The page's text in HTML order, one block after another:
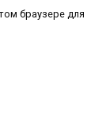
браузере для